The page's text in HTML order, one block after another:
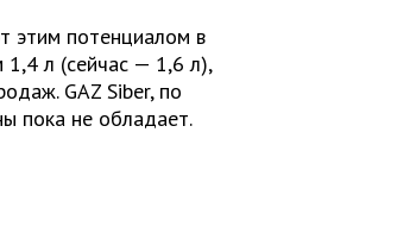
этим потенциалом в
1,4 л (сейчас — 1,6 л),
GAZ Siber, по
пока не обладает.